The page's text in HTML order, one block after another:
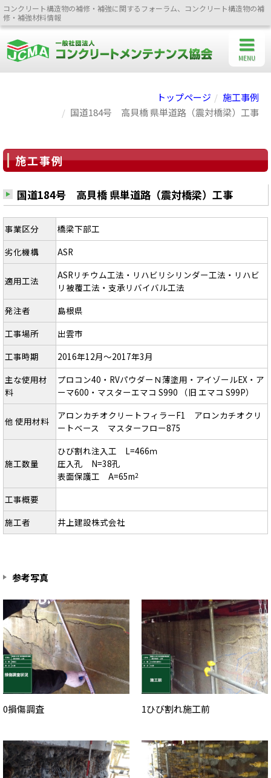
コンクリート構造物の補修・補強に関するフォーラム、コンクリート構造物の補
修・補強材料情報
トップページ
施工事例
国道184号 高貝橋 県単道路（震対橋梁）工事
施工事例
国道184号 高貝橋 県単道路（震対橋梁）工事
事業区分
橋梁下部工
劣化機構
ASR
適用工法
ASRリチウム工法・リハビリシリンダー工法・リハビ
リ被覆工法・支承リバイバル工法
発注者
島根県
工事場所
出雲市
工事時期
2016年12月～2017年3月
主な使用材
料
プロコン40・RVパウダーＮ薄塗用・アイゾールEX・ア
ーマ600・マスターエマコ S990 （旧 エマコ S99P）
他 使用材料
アロンカチオクリートフィラーF1 アロンカチオクリ
ートベース マスターフロー875
施工数量
ひび割れ注入工 L=466ｍ
圧入孔 N=38孔
表面保護工 A=65m2
工事概要
施工者
井上建設株式会社
参考写真
0損傷調査 1ひび割れ施工前
MENU